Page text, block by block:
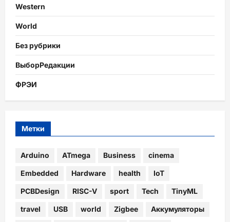
Western
World
Без рубрики
ВыборРедакции
ФРЭИ
Метки
Arduino ATmega Business cinema
Embedded Hardware health IoT
PCBDesign RISC-V sport Tech TinyML
travel USB world Zigbee Аккумуляторы